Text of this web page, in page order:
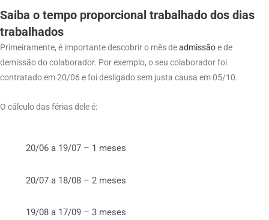
Saiba o tempo proporcional trabalhado dos dias
trabalhados
Primeiramente, é importante descobrir o mês deadmissãoe de
demissão do colaborador. Por exemplo, o seu colaborador foi
contratado em 20/06 e foi desligado sem justa causa em 05/10.
O cálculo das férias dele é:
20/06 a 19/07 – 1 meses
20/07 a 18/08 – 2 meses
19/08 a 17/09 – 3 meses